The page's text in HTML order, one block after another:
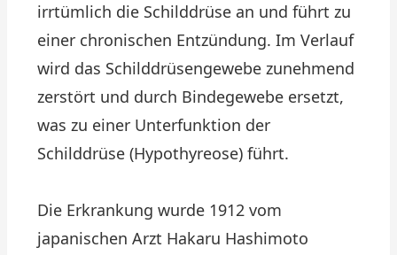
irrtümlich die Schilddrüse an und führt zu
einer chronischen Entzündung. Im Verlauf
wird das Schilddrüsengewebe zunehmend
zerstört und durch Bindegewebe ersetzt,
was zu einer Unterfunktion der
Schilddrüse (Hypothyreose) führt.
Die Erkrankung wurde 1912 vom
japanischen Arzt Hakaru Hashimoto